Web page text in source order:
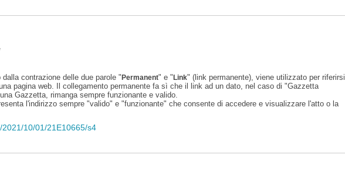
dalla contrazione delle due parole "Permanent" e "Link" (link permanente), viene utilizzato per riferirsi
pagina web. Il collegamento permanente fa sì che il link ad un dato, nel caso di "Gazzetta
Gazzetta, rimanga sempre funzionante e valido.
l'indirizzo sempre "valido" e "funzionante" che consente di accedere e visualizzare l'atto o la
10/01/21E10665/s4